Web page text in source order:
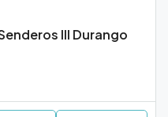
III Durango